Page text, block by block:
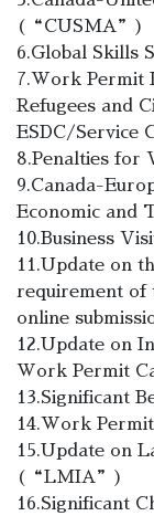
(“CUSMA”)
6.Global Skills
7.Work Permit
Refugees and
ESDC/Service
8.Penalties for
9.Canada-
Economic
10.Business
11.Update on
requirement of
online
12.Update on
Work Permit
13.Significant
14.Work
15.Update on
(“LMIA”)
16.Significant